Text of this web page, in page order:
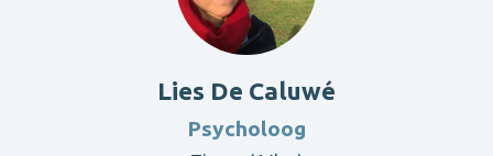
Lies De Caluwé
Psycholoog